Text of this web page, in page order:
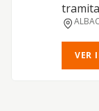
VER